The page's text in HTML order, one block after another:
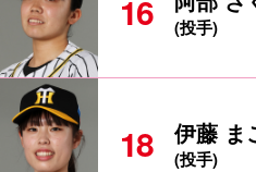
16 (投手)
18 伊藤 ま
(投手)